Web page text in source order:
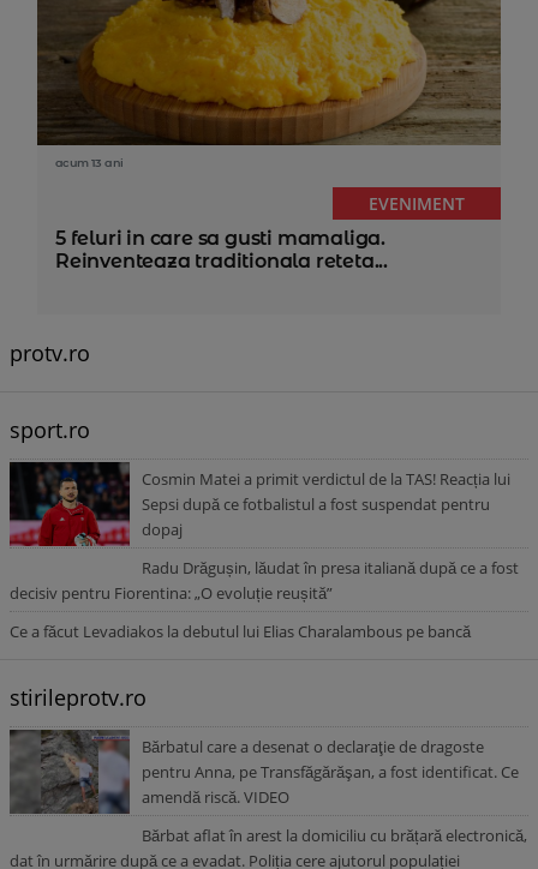
acum 13 ani
EVENIMENT
5 feluri in care sa gusti mamaliga.
Reinventeaza traditionala reteta...
protv.ro
sport.ro
Cosmin Matei a primit verdictul de la TAS! Reacția lui
Sepsi după ce fotbalistul a fost suspendat pentru
dopaj
Radu Drăgușin, lăudat în presa italiană după ce a fost
decisiv pentru Fiorentina: „O evoluție reușită”
Ce a făcut Levadiakos la debutul lui Elias Charalambous pe bancă
stirileprotv.ro
Bărbatul care a desenat o declaraţie de dragoste
pentru Anna, pe Transfăgărăşan, a fost identificat. Ce
amendă riscă. VIDEO
Bărbat aflat în arest la domiciliu cu brățară electronică,
dat în urmărire după ce a evadat. Poliția cere ajutorul populației